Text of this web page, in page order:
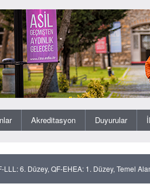
Akreditasyon Duyurular
LLL: 6. Düzey, QF-EHEA: 1. Düzey, Temel